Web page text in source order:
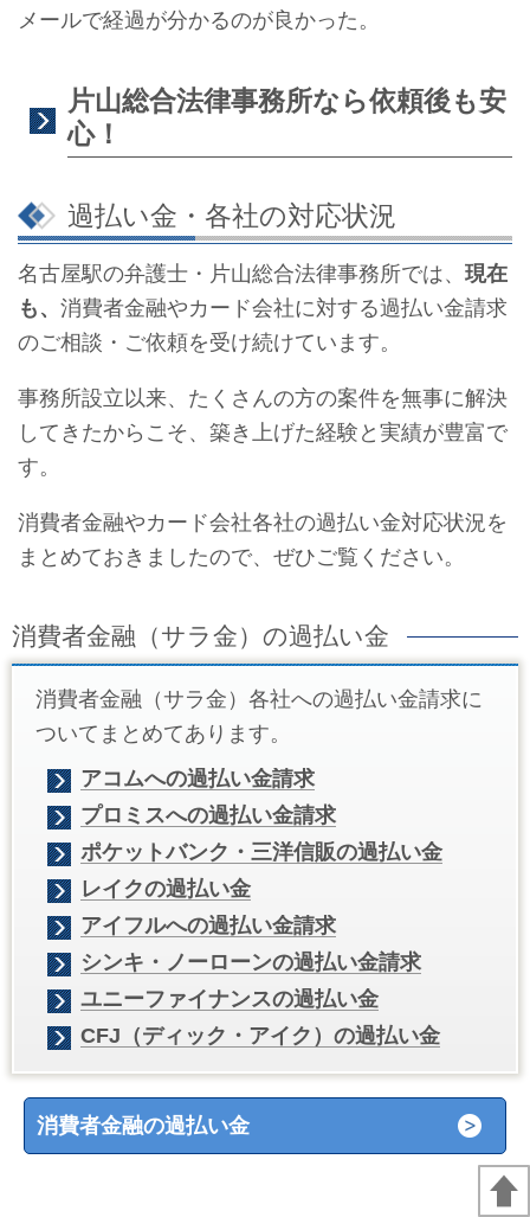
メールで経過が分かるのが良かった。
片山総合法律事務所なら依頼後も安
心！
過払い金・各社の対応状況
名古屋駅の弁護士・片山総合法律事務所では、 現在
も、 消費者金融やカード会社に対する過払い金請求
のご相談・ご依頼を受け続けています。
事務所設立以来、たくさんの方の案件を無事に解決
してきたからこそ、築き上げた経験と実績が豊富で
す。
消費者金融やカード会社各社の過払い金対応状況を
まとめておきましたので、ぜひご覧ください。
消費者金融（サラ金）の過払い金
消費者金融（サラ金）各社への過払い金請求に
ついてまとめてあります。
アコムへの過払い金請求
プロミスへの過払い金請求
ポケットバンク・三洋信販の過払い金
レイクの過払い金
アイフルへの過払い金請求
シンキ・ノーローンの過払い金請求
ユニーファイナンスの過払い金
CFJ（ディック・アイク）の過払い金
消費者金融の過払い金